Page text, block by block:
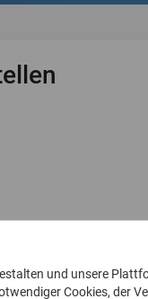
und unsere
Cookies, der